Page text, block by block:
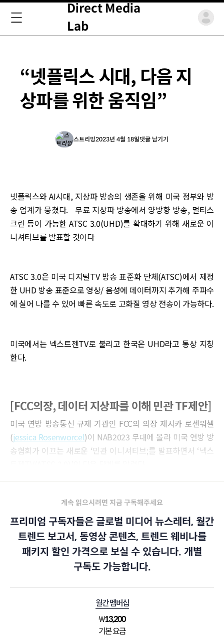
Direct Media
Lab
“넷플릭스 시대, 다음 지
상파를 위한 움직임”
스트리밍2023년 4월 18일댓글 남기기
넷플릭스와 AI시대, 지상파 방송의 생존을 위해 미국 정부와 방
송 업계가 뭉쳤다. 무료 지상파 방송에서 양방향 방송, 멀티스
크린 등이 가능한 ATSC 3.0(UHD)를 확대하기 위해 새로운 이
니셔티브를 발표할 것이다
ATSC 3.0은 미국 디지털TV 방송 표준화 단체(ATSC)에서 제정
한 UHD 방송 표준으로 영상/ 음성에 데이터까지 추가해 주파수
에 실어 나를 수 있어 빠른 속도로 고화질 영상 전송이 가능하다.
미국에서는 넥스트젠TV로 불리고 한국은 UHD라고 통상 지칭
한다.
[FCC의장, 데이터 지상파를 이해 민관 TF제안]
미국 연방 방송통신 규제 기관인 FCC의 의장 제시카 로센워셀
(jessica Rosenworcel)이 NAB2023 무대에 올라 미국 연방 방
송협회가 이끄는 새로운 ‘민관 이니셔티브;를 발표하면서 ‘넥스
계속 읽으시려면 지금 구독해주세요
프리미엄 구독자들은 글로벌 미디어 뉴스레터, 월간
트렌드 보고서, 동영상 콘텐츠, 트렌드 웨비나를
패키지 할인 가격으로 보실 수 있습니다. 개별
구독도 가능합니다.
월간 멤버십
₩13,200
기본 요금